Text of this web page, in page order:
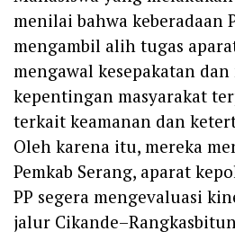
menilai bahwa keberadaan
mengambil alih tugas
mengawal kesepakatan
kepentingan masyarakat
terkait keamanan dan
Oleh karena itu, mereka
Pemkab Serang, aparat
PP segera mengevaluasi
jalur